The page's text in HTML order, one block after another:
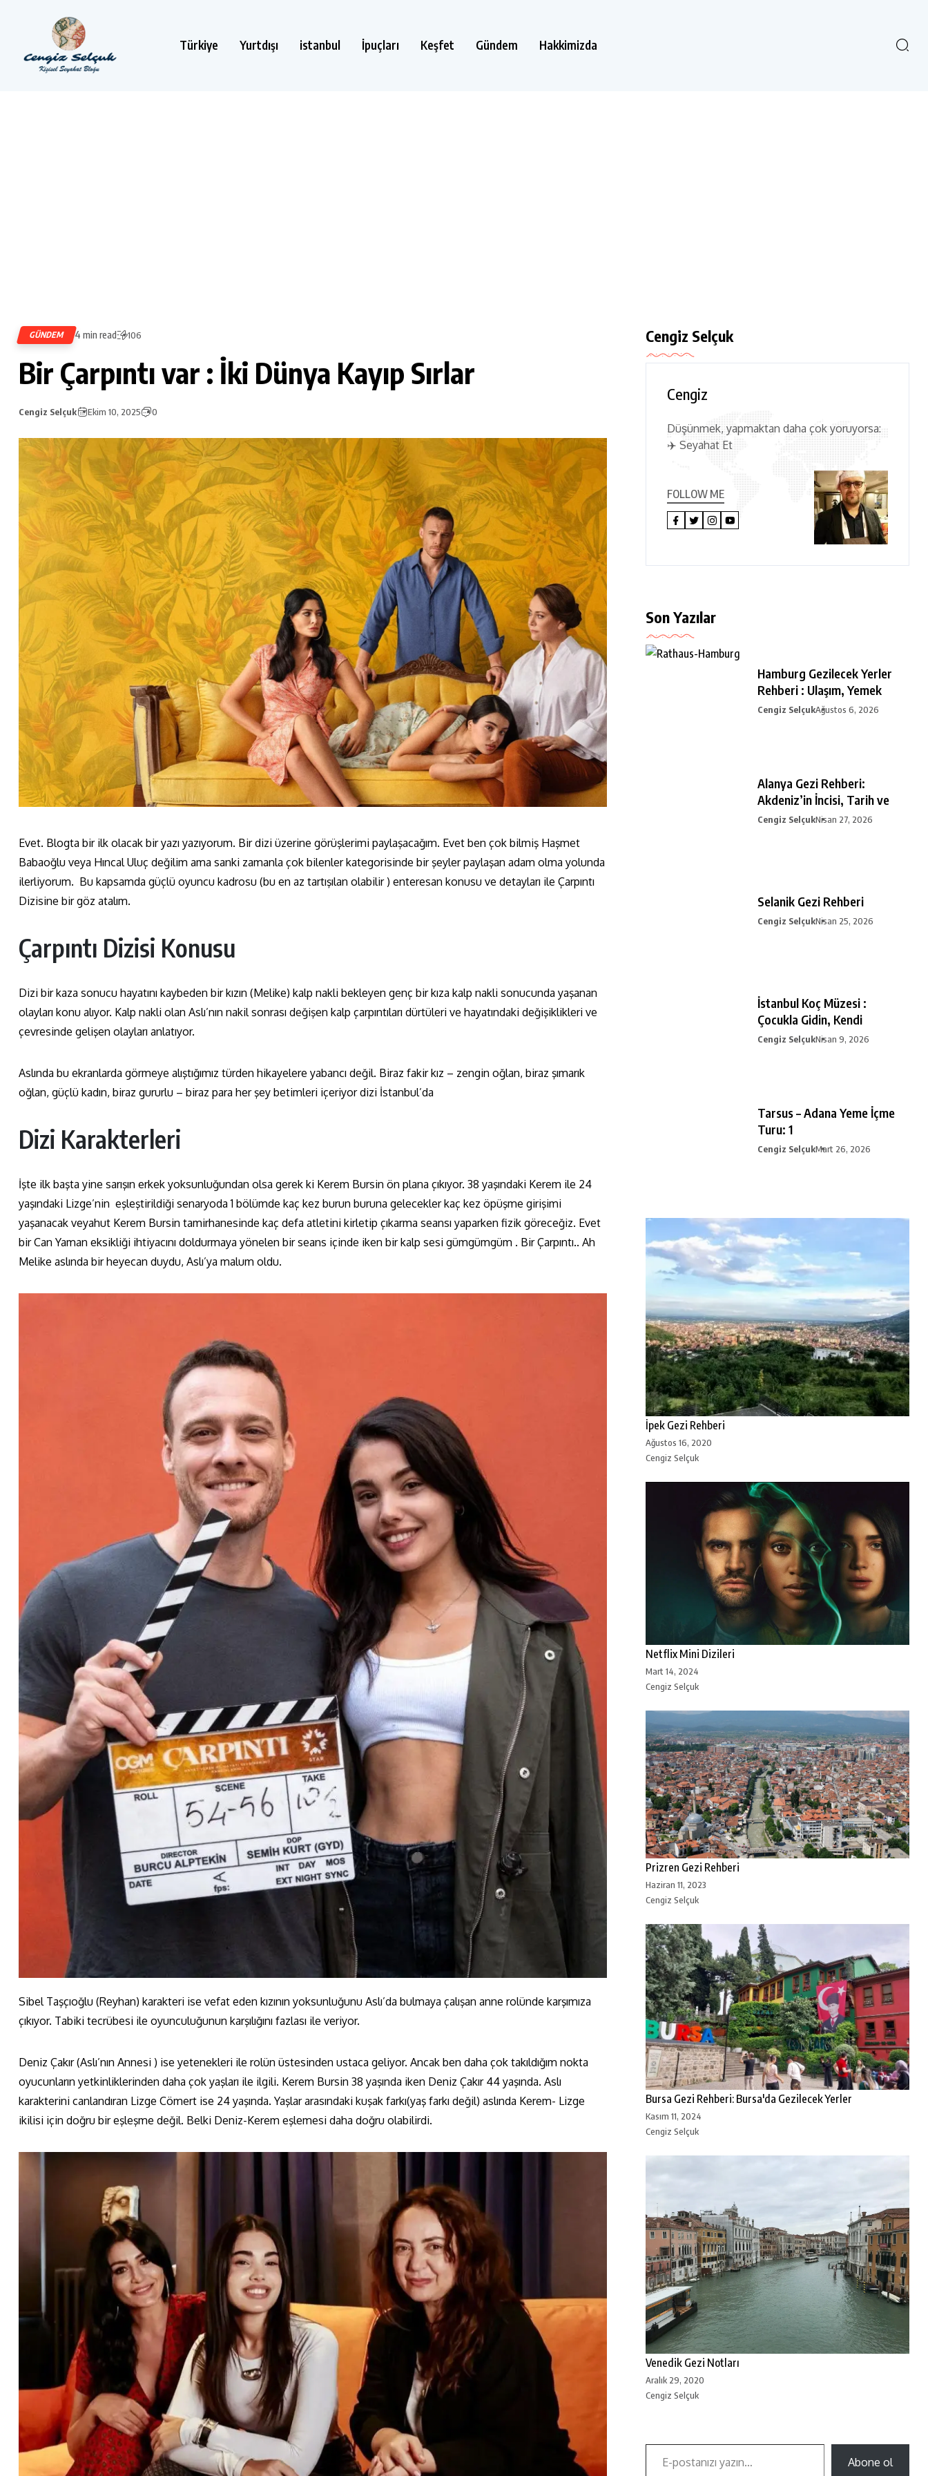
Türkiye Yurtdışı istanbul İpuçları Keşfet Gündem Hakkimizda
GÜNDEM 4 min read 106
Bir Çarpıntı var : İki Dünya Kayıp Sırlar
Cengiz Selçuk Ekim 10, 2025 0
Evet. Blogta bir ilk olacak bir yazı yazıyorum. Bir dizi üzerine görüşlerimi paylaşacağım. Evet ben çok bilmiş Haşmet
Babaoğlu veya Hıncal Uluç değilim ama sanki zamanla çok bilenler kategorisinde bir şeyler paylaşan adam olma yolunda
ilerliyorum. Bu kapsamda güçlü oyuncu kadrosu (bu en az tartışılan olabilir ) enteresan konusu ve detayları ile Çarpıntı
Dizisine bir göz atalım.
Çarpıntı Dizisi Konusu
Dizi bir kaza sonucu hayatını kaybeden bir kızın (Melike) kalp nakli bekleyen genç bir kıza kalp nakli sonucunda yaşanan
olayları konu alıyor. Kalp nakli olan Aslı’nın nakil sonrası değişen kalp çarpıntıları dürtüleri ve hayatındaki değişiklikleri ve
çevresinde gelişen olayları anlatıyor.
Aslında bu ekranlarda görmeye alıştığımız türden hikayelere yabancı değil. Biraz fakir kız – zengin oğlan, biraz şımarık
oğlan, güçlü kadın, biraz gururlu – biraz para her şey betimleri içeriyor dizi İstanbul’da
Dizi Karakterleri
İşte ilk başta yine sarışın erkek yoksunluğundan olsa gerek ki Kerem Bursin ön plana çıkıyor. 38 yaşındaki Kerem ile 24
yaşındaki Lizge’nin eşleştirildiği senaryoda 1 bölümde kaç kez burun buruna gelecekler kaç kez öpüşme girişimi
yaşanacak veyahut Kerem Bursin tamirhanesinde kaç defa atletini kirletip çıkarma seansı yaparken fizik göreceğiz. Evet
bir Can Yaman eksikliği ihtiyacını doldurmaya yönelen bir seans içinde iken bir kalp sesi gümgümgüm . Bir Çarpıntı.. Ah
Melike aslında bir heyecan duydu, Aslı’ya malum oldu.
Sibel Taşçıoğlu (Reyhan) karakteri ise vefat eden kızının yoksunluğunu Aslı’da bulmaya çalışan anne rolünde karşımıza
çıkıyor. Tabiki tecrübesi ile oyunculuğunun karşılığını fazlası ile veriyor.
Deniz Çakır (Aslı’nın Annesi ) ise yetenekleri ile rolün üstesinden ustaca geliyor. Ancak ben daha çok takıldığım nokta
oyucunların yetkinliklerinden daha çok yaşları ile ilgili. Kerem Bursin 38 yaşında iken Deniz Çakır 44 yaşında. Aslı
karakterini canlandıran Lizge Cömert ise 24 yaşında. Yaşlar arasındaki kuşak farkı(yaş farkı değil) aslında Kerem- Lizge
ikilisi için doğru bir eşleşme değil. Belki Deniz-Kerem eşlemesi daha doğru olabilirdi.
Cengiz Selçuk
Cengiz
Düşünmek, yapmaktan daha çok yoruyorsa:
✈️ Seyahat Et
FOLLOW ME
Son Yazılar
Hamburg Gezilecek Yerler
Rehberi : Ulaşım, Yemek
Cengiz SelçukAğustos 6, 2026
Alanya Gezi Rehberi:
Akdeniz’in İncisi, Tarih ve
Cengiz SelçukNisan 27, 2026
Selanik Gezi Rehberi
Cengiz SelçukNisan 25, 2026
İstanbul Koç Müzesi :
Çocukla Gidin, Kendi
Cengiz SelçukNisan 9, 2026
Tarsus – Adana Yeme İçme
Turu: 1
Cengiz SelçukMart 26, 2026
İpek Gezi Rehberi
Ağustos 16, 2020
Cengiz Selçuk
Netflix Mini Dizileri
Mart 14, 2024
Cengiz Selçuk
Prizren Gezi Rehberi
Haziran 11, 2023
Cengiz Selçuk
Bursa Gezi Rehberi: Bursa'da Gezilecek Yerler
Kasım 11, 2024
Cengiz Selçuk
Venedik Gezi Notları
Aralık 29, 2020
Cengiz Selçuk
Abone ol